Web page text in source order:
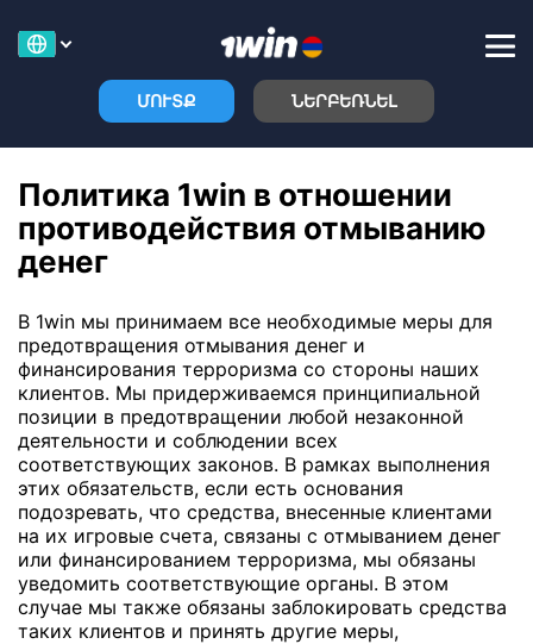
ՄՈՒՏՔ ՆԵՐԲԵՌՆԵԼ
Политика 1win в отношении
противодействия отмыванию
денег
В 1win мы принимаем все необходимые меры для
предотвращения отмывания денег и
финансирования терроризма со стороны наших
клиентов. Мы придерживаемся принципиальной
позиции в предотвращении любой незаконной
деятельности и соблюдении всех
соответствующих законов. В рамках выполнения
этих обязательств, если есть основания
подозревать, что средства, внесенные клиентами
на их игровые счета, связаны с отмыванием денег
или финансированием терроризма, мы обязаны
уведомить соответствующие органы. В этом
случае мы также обязаны заблокировать средства
таких клиентов и принять другие меры,